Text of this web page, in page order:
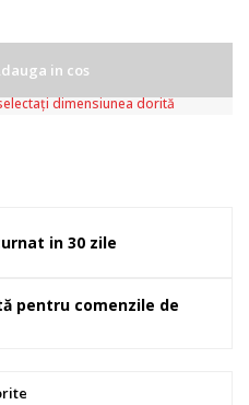
in cos
dimensiunea dorită
in 30 zile
pentru comenzile de